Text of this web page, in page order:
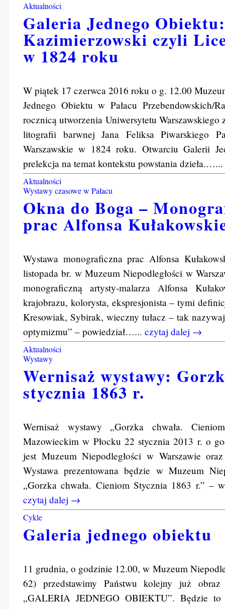
Aktualności
Galeria Jednego Obiektu:
Kazimierzowski czyli
w 1824 roku
W piątek 17 czerwca 2016 roku o g. 12.00
Jednego Obiektu w Pałacu Przebendowskich/
rocznicą utworzenia Uniwersytetu Warszawskiego
litografii barwnej Jana Feliksa Piwarskiego
Warszawskie w 1824 roku. Otwarciu Galerii
prelekcja na temat kontekstu powstania dzieła.…...
Aktualności
Wystawy czasowe w Pałacu
Okna do Boga –
prac Alfonsa
Wystawa monograficzna prac Alfonsa
listopada br. w Muzeum Niepodległości w
monograficzną artysty-malarza Alfonsa
krajobrazu, kolorysta, ekspresjonista – tymi
Kresowiak, Sybirak, wieczny tułacz – tak
optymizmu” – powiedział…... czytaj dalej →
Aktualności
Wystawy
Wernisaż wystawy:
stycznia 1863 r.
Wernisaż wystawy „Gorzka chwała.
Mazowieckim w Płocku 22 stycznia 2013 r. o
jest Muzeum Niepodległości w Warszawie
Wystawa prezentowana będzie w Muzeum
„Gorzka chwała. Cieniom Stycznia 1863 r.” –
czytaj dalej →
Cykle
Galeria jednego obiektu
11 grudnia, o godzinie 12.00, w Muzeum
62) przedstawimy Państwu kolejny już
„GALERIA JEDNEGO OBIEKTU”. Będzie to